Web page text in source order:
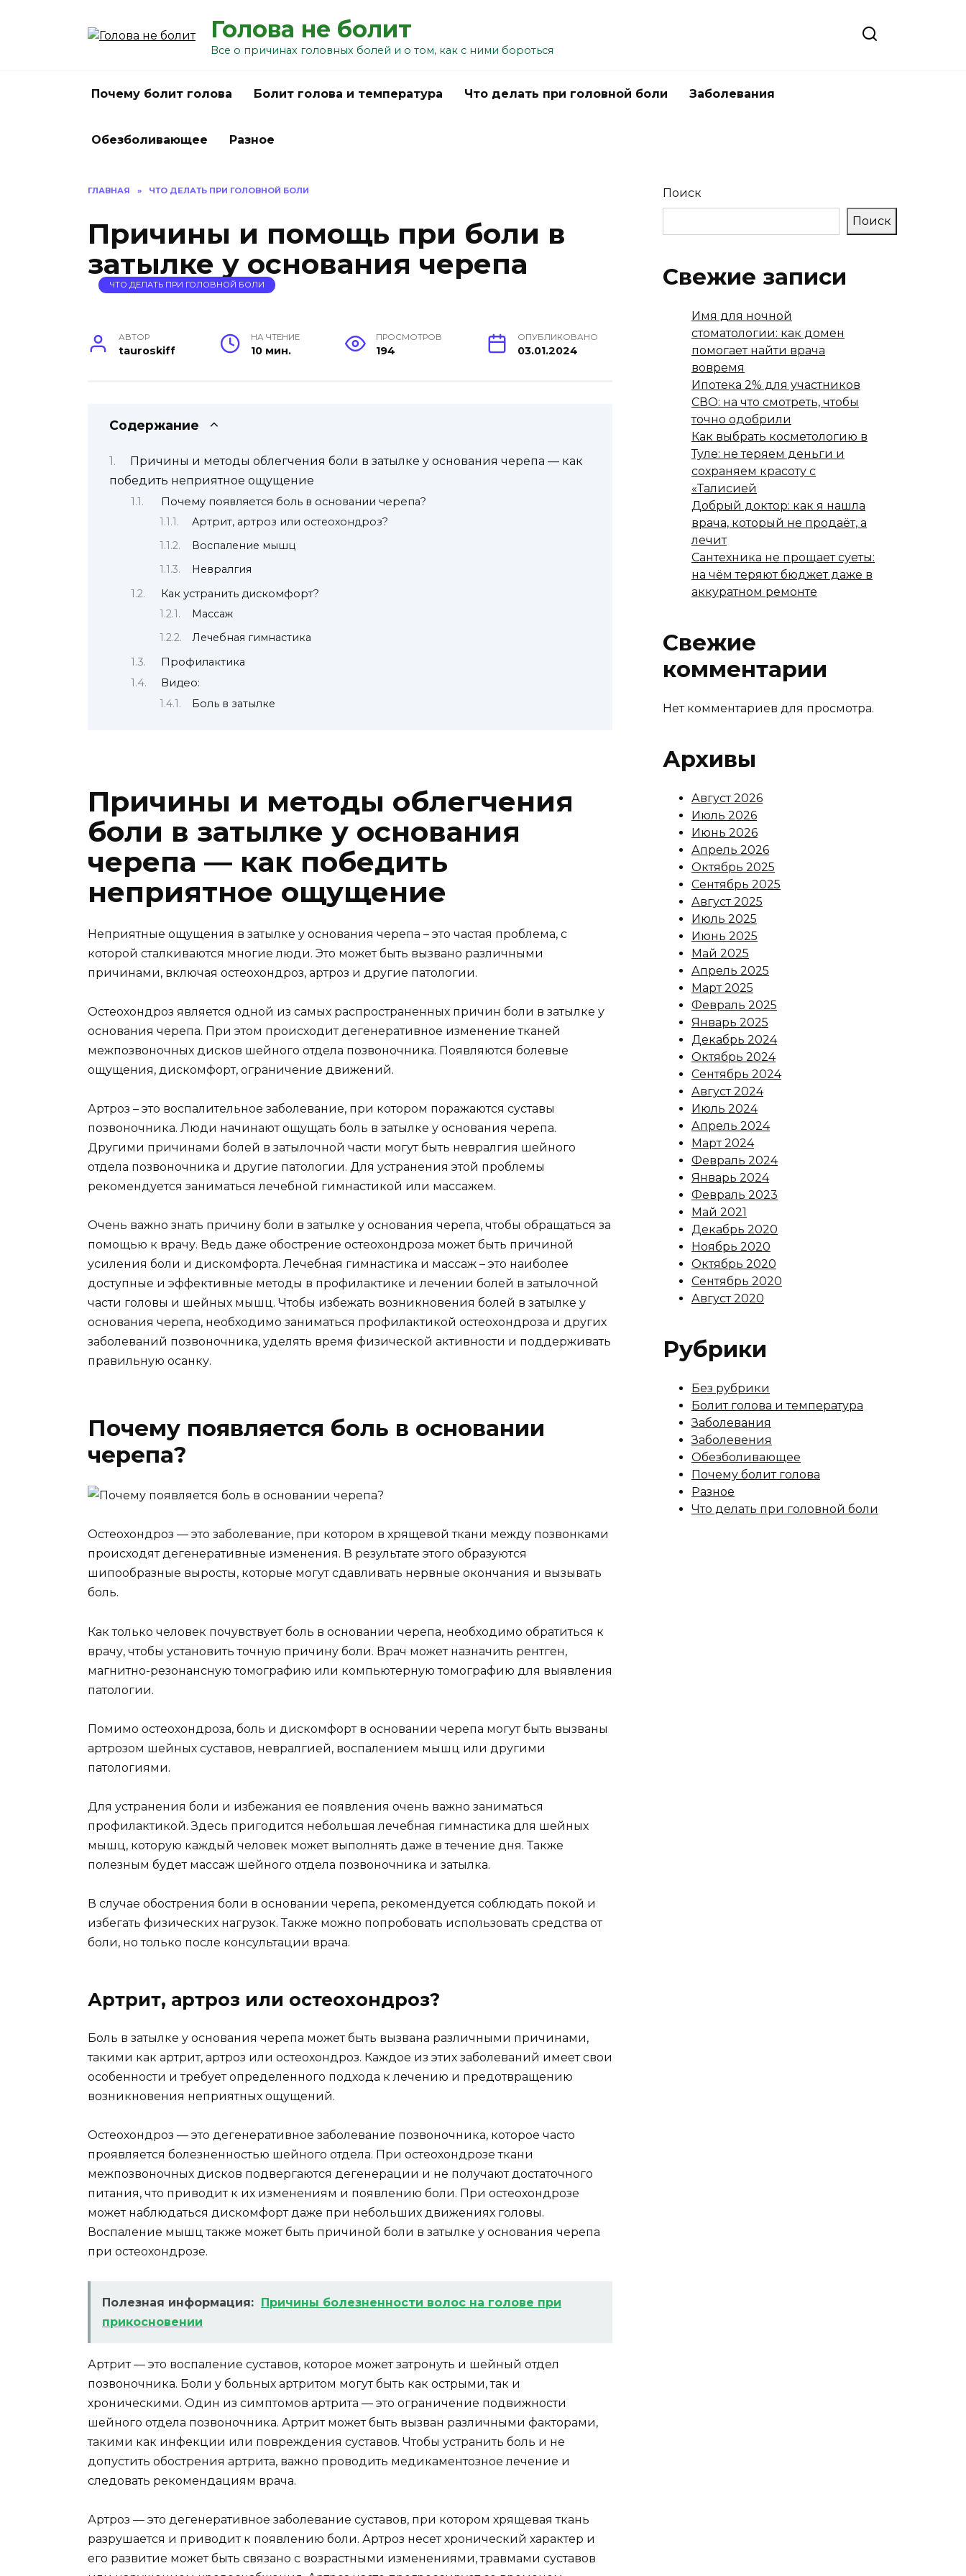
Голова не болит
Все о причинах головных болей и о том, как с ними бороться
Почему болит голова Болит голова и температура Что делать при головной боли Заболевания
Обезболивающее Разное
ГЛАВНАЯ » ЧТО ДЕЛАТЬ ПРИ ГОЛОВНОЙ БОЛИ
Причины и помощь при боли в
затылке у основания черепа
ЧТО ДЕЛАТЬ ПРИ ГОЛОВНОЙ БОЛИ
АВТОР
tauroskiff
НА ЧТЕНИЕ
10 мин.
ПРОСМОТРОВ
194
ОПУБЛИКОВАНО
03.01.2024
Содержание
Причины и методы облегчения боли в затылке у основания черепа — как
победить неприятное ощущение
Почему появляется боль в основании черепа?
Артрит, артроз или остеохондроз?
Воспаление мышц
Невралгия
Как устранить дискомфорт?
Массаж
Лечебная гимнастика
Профилактика
Видео:
Боль в затылке
Причины и методы облегчения
боли в затылке у основания
черепа — как победить
неприятное ощущение
Неприятные ощущения в затылке у основания черепа – это частая проблема, с
которой сталкиваются многие люди. Это может быть вызвано различными
причинами, включая остеохондроз, артроз и другие патологии.
Остеохондроз является одной из самых распространенных причин боли в затылке у
основания черепа. При этом происходит дегенеративное изменение тканей
межпозвоночных дисков шейного отдела позвоночника. Появляются болевые
ощущения, дискомфорт, ограничение движений.
Артроз – это воспалительное заболевание, при котором поражаются суставы
позвоночника. Люди начинают ощущать боль в затылке у основания черепа.
Другими причинами болей в затылочной части могут быть невралгия шейного
отдела позвоночника и другие патологии. Для устранения этой проблемы
рекомендуется заниматься лечебной гимнастикой или массажем.
Очень важно знать причину боли в затылке у основания черепа, чтобы обращаться за
помощью к врачу. Ведь даже обострение остеохондроза может быть причиной
усиления боли и дискомфорта. Лечебная гимнастика и массаж – это наиболее
доступные и эффективные методы в профилактике и лечении болей в затылочной
части головы и шейных мышц. Чтобы избежать возникновения болей в затылке у
основания черепа, необходимо заниматься профилактикой остеохондроза и других
заболеваний позвоночника, уделять время физической активности и поддерживать
правильную осанку.
Почему появляется боль в основании
черепа?
Остеохондроз — это заболевание, при котором в хрящевой ткани между позвонками
происходят дегенеративные изменения. В результате этого образуются
шипообразные выросты, которые могут сдавливать нервные окончания и вызывать
боль.
Как только человек почувствует боль в основании черепа, необходимо обратиться к
врачу, чтобы установить точную причину боли. Врач может назначить рентген,
магнитно-резонансную томографию или компьютерную томографию для выявления
патологии.
Помимо остеохондроза, боль и дискомфорт в основании черепа могут быть вызваны
артрозом шейных суставов, невралгией, воспалением мышц или другими
патологиями.
Для устранения боли и избежания ее появления очень важно заниматься
профилактикой. Здесь пригодится небольшая лечебная гимнастика для шейных
мышц, которую каждый человек может выполнять даже в течение дня. Также
полезным будет массаж шейного отдела позвоночника и затылка.
В случае обострения боли в основании черепа, рекомендуется соблюдать покой и
избегать физических нагрузок. Также можно попробовать использовать средства от
боли, но только после консультации врача.
Артрит, артроз или остеохондроз?
Боль в затылке у основания черепа может быть вызвана различными причинами,
такими как артрит, артроз или остеохондроз. Каждое из этих заболеваний имеет свои
особенности и требует определенного подхода к лечению и предотвращению
возникновения неприятных ощущений.
Остеохондроз — это дегенеративное заболевание позвоночника, которое часто
проявляется болезненностью шейного отдела. При остеохондрозе ткани
межпозвоночных дисков подвергаются дегенерации и не получают достаточного
питания, что приводит к их изменениям и появлению боли. При остеохондрозе
может наблюдаться дискомфорт даже при небольших движениях головы.
Воспаление мышц также может быть причиной боли в затылке у основания черепа
при остеохондрозе.
Полезная информация: Причины болезненности волос на голове при
прикосновении
Артрит — это воспаление суставов, которое может затронуть и шейный отдел
позвоночника. Боли у больных артритом могут быть как острыми, так и
хроническими. Один из симптомов артрита — это ограничение подвижности
шейного отдела позвоночника. Артрит может быть вызван различными факторами,
такими как инфекции или повреждения суставов. Чтобы устранить боль и не
допустить обострения артрита, важно проводить медикаментозное лечение и
следовать рекомендациям врача.
Артроз — это дегенеративное заболевание суставов, при котором хрящевая ткань
разрушается и приводит к появлению боли. Артроз несет хронический характер и
его развитие может быть связано с возрастными изменениями, травмами суставов
Поиск
Поиск
Свежие записи
Имя для ночной
стоматологии: как домен
помогает найти врача
вовремя
Ипотека 2% для участников
СВО: на что смотреть, чтобы
точно одобрили
Как выбрать косметологию в
Туле: не теряем деньги и
сохраняем красоту с
«Талисией
Добрый доктор: как я нашла
врача, который не продаёт, а
лечит
Сантехника не прощает суеты:
на чём теряют бюджет даже в
аккуратном ремонте
Свежие
комментарии
Нет комментариев для просмотра.
Архивы
Август 2026
Июль 2026
Июнь 2026
Апрель 2026
Октябрь 2025
Сентябрь 2025
Август 2025
Июль 2025
Июнь 2025
Май 2025
Апрель 2025
Март 2025
Февраль 2025
Январь 2025
Декабрь 2024
Октябрь 2024
Сентябрь 2024
Август 2024
Июль 2024
Апрель 2024
Март 2024
Февраль 2024
Январь 2024
Февраль 2023
Май 2021
Декабрь 2020
Ноябрь 2020
Октябрь 2020
Сентябрь 2020
Август 2020
Рубрики
Без рубрики
Болит голова и температура
Заболевания
Заболевения
Обезболивающее
Почему болит голова
Разное
Что делать при головной боли